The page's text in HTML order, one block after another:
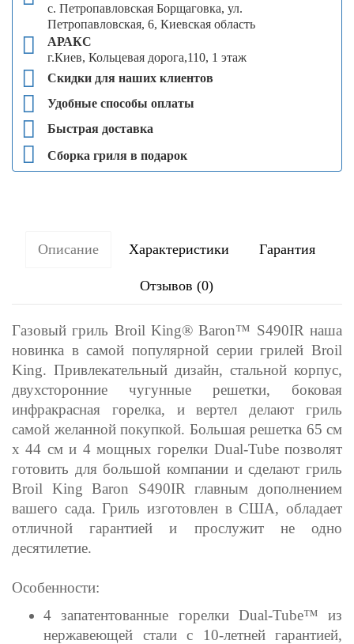
с. Петропавловская Борщаговка, ул.
Петропавловская, 6, Киевская область
АРАКС
г.Киев, Кольцевая дорога,110, 1 этаж
Скидки для наших клиентов
Удобные способы оплаты
Быстрая доставка
Сборка гриля в подарок
Описание Характеристики Гарантия
Отзывов (0)
Газовый гриль Broil King® Baron™ S490IR наша
новинка в самой популярной серии грилей Broil
King. Привлекательный дизайн, стальной корпус,
двухсторонние чугунные решетки, боковая
инфракрасная горелка, и вертел делают гриль
самой желанной покупкой. Большая решетка 65 см
х 44 см и 4 мощных горелки Dual-Tube позволят
готовить для большой компании и сделают гриль
Broil King Baron S490IR главным дополнением
вашего сада. Гриль изготовлен в США, обладает
отличной гарантией и прослужит не одно
десятилетие.
Особенности:
4 запатентованные горелки Dual-Tube™ из
нержавеющей стали с 10-летней гарантией,